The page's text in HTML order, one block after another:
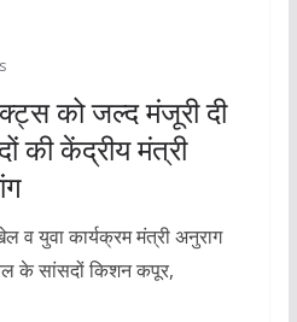
को जल्द मंजूरी दी
की केंद्रीय मंत्री
व युवा कार्यक्रम मंत्री अनुराग
के सांसदों किशन कपूर,